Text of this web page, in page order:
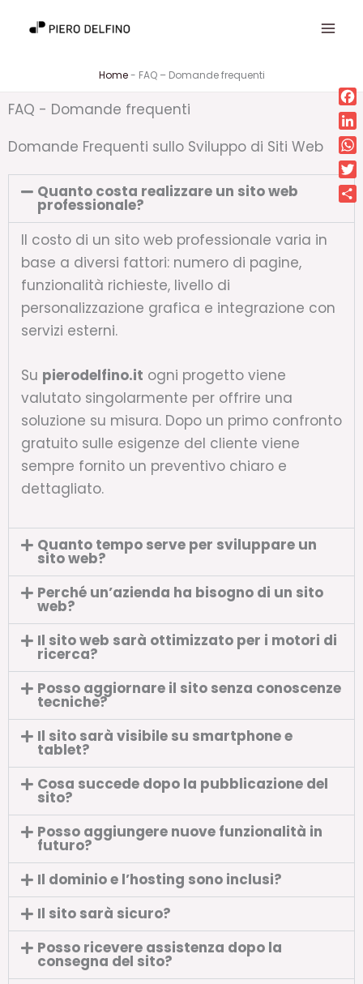
Home- FAQ – Domande frequenti
FAQ - Domande frequenti
Domande Frequenti sullo Sviluppo di Siti Web
Quanto costa realizzare un sito web
professionale?
Il costo di un sito web professionale varia in
base a diversi fattori: numero di pagine,
funzionalità richieste, livello di
personalizzazione grafica e integrazione con
servizi esterni.
Su pierodelfino.it ogni progetto viene
valutato singolarmente per offrire una
soluzione su misura. Dopo un primo confronto
gratuito sulle esigenze del cliente viene
sempre fornito un preventivo chiaro e
dettagliato.
Quanto tempo serve per sviluppare un
sito web?
Perché un’azienda ha bisogno di un sito
web?
Il sito web sarà ottimizzato per i motori di
ricerca?
Posso aggiornare il sito senza conoscenze
tecniche?
Il sito sarà visibile su smartphone e
tablet?
Cosa succede dopo la pubblicazione del
sito?
Posso aggiungere nuove funzionalità in
futuro?
Il dominio e l’hosting sono inclusi?
Il sito sarà sicuro?
Posso ricevere assistenza dopo la
consegna del sito?